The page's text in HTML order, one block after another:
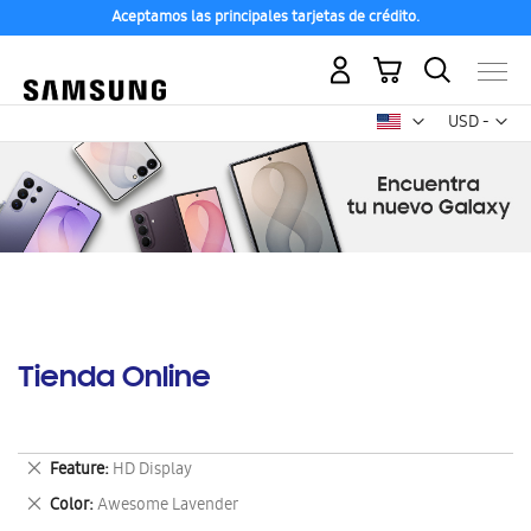
Aceptamos las principales tarjetas de crédito.
USD -
dólar
Mi carrito
Tienda Online
Feature HD Display
Eliminar
este
artículo
Color Awesome Lavender
Eliminar